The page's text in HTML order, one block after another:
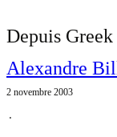
Depuis
Alexandre
2 novembre 2003
⋅